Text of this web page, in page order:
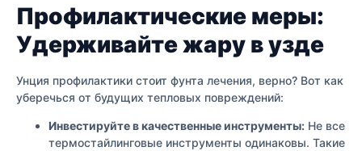
Профилактические меры:
Удерживайте жару в узде
Унция профилактики стоит фунта лечения, верно? Вот как
уберечься от будущих тепловых повреждений:
Инвестируйте в качественные инструменты: Не все
термостайлинговые инструменты одинаковы. Такие